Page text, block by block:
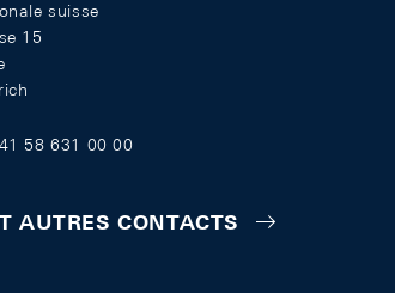
suisse
15
58 631 00 00
AUTRES CONTACTS